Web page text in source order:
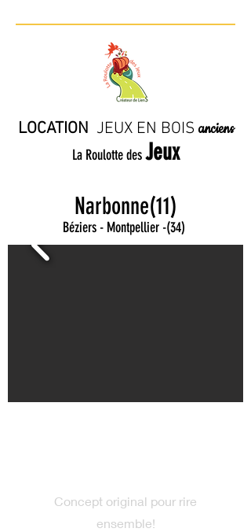
LOCATION JEUX EN BOIS anciens
La Roulotte des Jeux
Narbonne(11)
Béziers - Montpellier -(34)
Concept original pour rire
ensemble!